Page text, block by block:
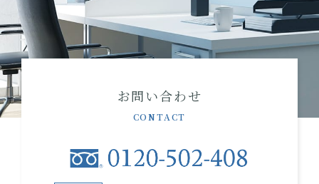
お問い合わせ
CONTACT